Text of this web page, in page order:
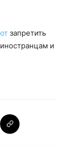
запретить
и